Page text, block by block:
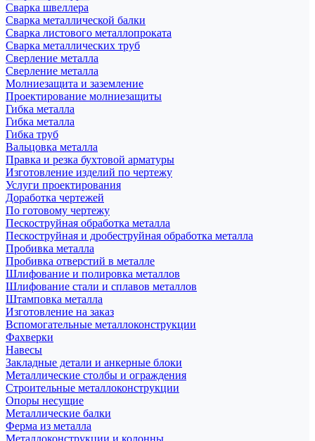
Сварка швеллера
Сварка металлической балки
Сварка листового металлопроката
Сварка металлических труб
Сверление металла
Сверление металла
Молниезащита и заземление
Проектирование молниезащиты
Гибка металла
Гибка металла
Гибка труб
Вальцовка металла
Правка и резка бухтовой арматуры
Изготовление изделий по чертежу
Услуги проектирования
Доработка чертежей
По готовому чертежу
Пескоструйная обработка металла
Пескоструйная и дробеструйная обработка металла
Пробивка металла
Пробивка отверстий в металле
Шлифование и полировка металлов
Шлифование стали и сплавов металлов
Штамповка металла
Изготовление на заказ
Вспомогательные металлоконструкции
Фахверки
Навесы
Закладные детали и анкерные блоки
Металлические столбы и ограждения
Строительные металлоконструкции
Опоры несущие
Металлические балки
Ферма из металла
Металлоконструкции и колонны